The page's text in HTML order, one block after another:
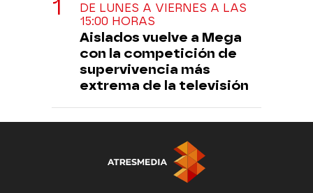
DE LUNES A VIERNES A LAS
15:00 HORAS
Aislados vuelve a Mega
con la competición de
supervivencia más
extrema de la televisión